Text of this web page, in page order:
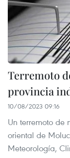
Terremoto
provincia
10/08/2023 09:16
Un terremoto de
oriental de
Meteorología,